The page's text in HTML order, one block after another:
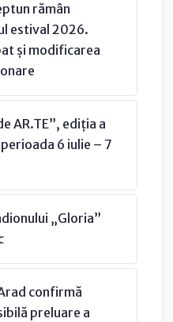
rămân
estival 2026.
și modificarea
AR.TE”, ediția a
6 iulie – 7
„Gloria”
confirmă
preluare a